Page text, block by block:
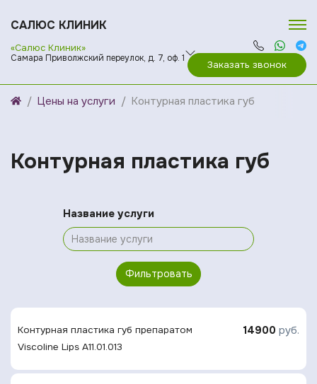
САЛЮС КЛИНИК
«Салюс Клиник»
Самара Приволжский переулок, д. 7, оф. 1
Заказать звонок
Цены на услуги Контурная пластика губ
Контурная пластика губ
Название услуги
Фильтровать
Контурная плаcтика губ препаратом
Viscoline Lips A11.01.013
14900 руб.